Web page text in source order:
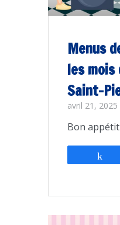
Menus
les mois
Saint-
avril 21, 2025
Bon